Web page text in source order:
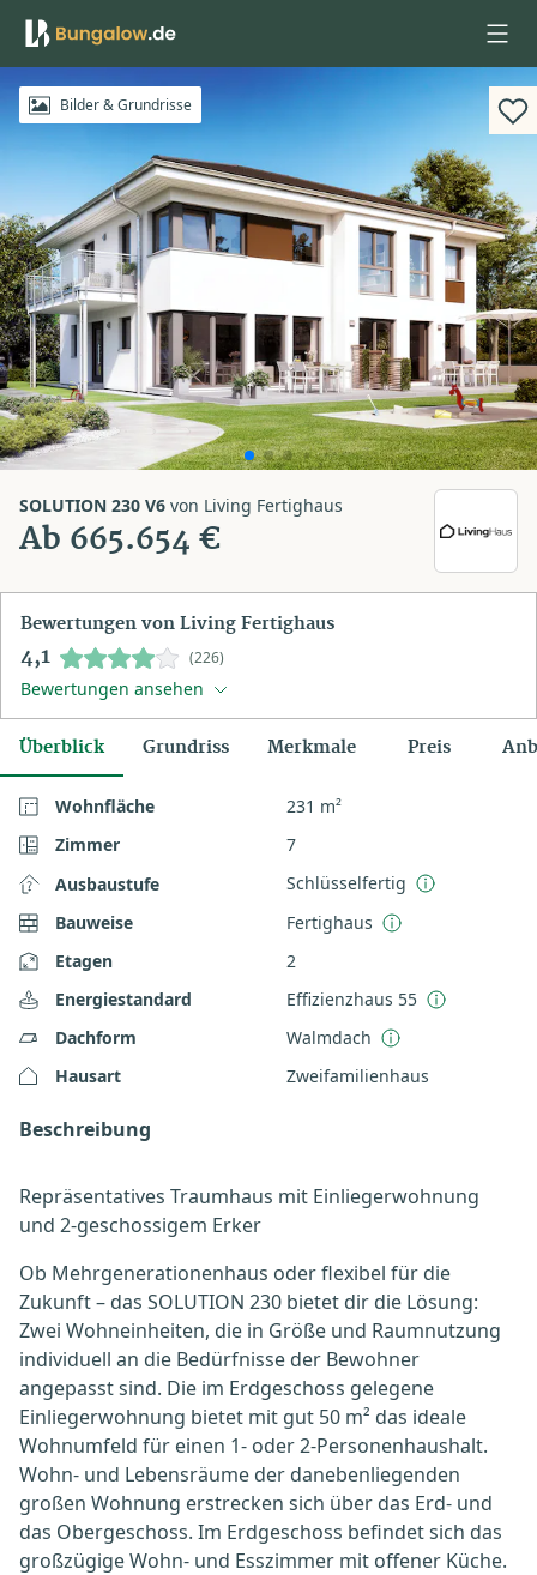
Anmelden
Bilder & Grundrisse
SOLUTION 230 V6 von Living Fertighaus
Ab 665.654 €
Bewertungen von Living Fertighaus
4,1 (226)
Bewertungen ansehen
Überblick Grundriss Merkmale Preis
Wohnfläche
231 m²
Zimmer
7
Ausbaustufe
Schlüsselfertig
Bauweise
Fertighaus
Etagen
2
Energiestandard
Effizienzhaus 55
Dachform
Walmdach
Hausart
Zweifamilienhaus
Beschreibung
Repräsentatives Traumhaus mit Einliegerwohnung
und 2-geschossigem Erker
Ob Mehrgenerationenhaus oder flexibel für die
Zukunft – das SOLUTION 230 bietet dir die Lösung:
Zwei Wohneinheiten, die in Größe und Raumnutzung
individuell an die Bedürfnisse der Bewohner
angepasst sind. Die im Erdgeschoss gelegene
Einliegerwohnung bietet mit gut 50 m² das ideale
Wohnumfeld für einen 1- oder 2-Personenhaushalt.
Wohn- und Lebensräume der danebenliegenden
großen Wohnung erstrecken sich über das Erd- und
das Obergeschoss. Im Erdgeschoss befindet sich das
großzügige Wohn- und Esszimmer mit offener Küche.